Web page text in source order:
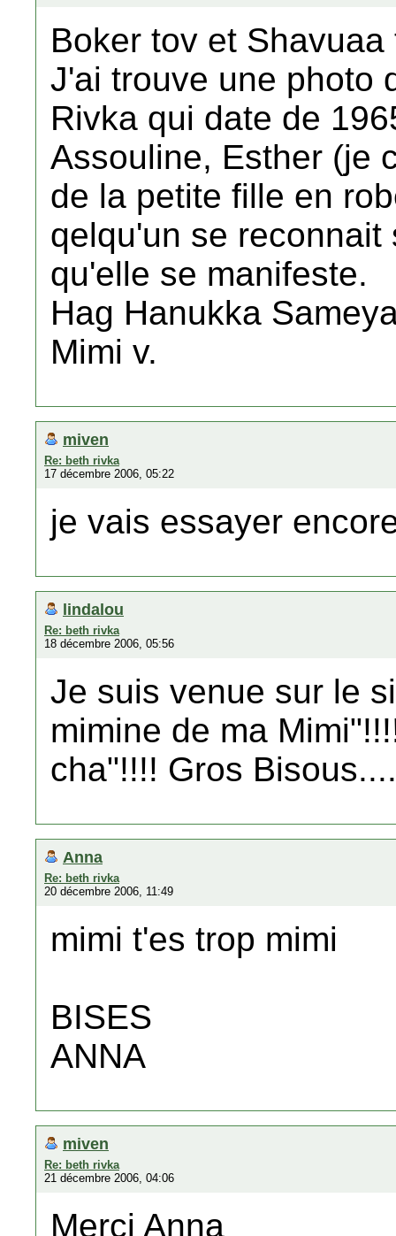
Boker tov et Shavuaa
J'ai trouve une photo
Rivka qui date de
Assouline, Esther (je
de la petite fille en
qelqu'un se
qu'elle se manifeste.
Hag Hanukka
Mimi v.
miven
Re: beth rivka
17 décembre 2006, 05:22
je vais essayer
lindalou
Re: beth rivka
18 décembre 2006, 05:56
Je suis venue sur le
mimine de ma
cha"!!!! Gros Bisous....
Anna
Re: beth rivka
20 décembre 2006, 11:49
mimi t'es trop mimi
BISES
ANNA
miven
Re: beth rivka
21 décembre 2006, 04:06
Merci Anna